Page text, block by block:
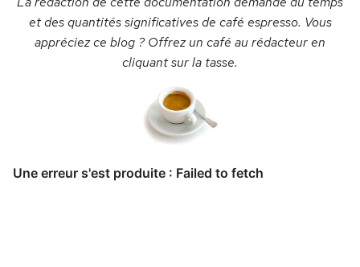
et des quantités significatives de café espresso. Vous
appréciez ce blog ? Offrez un café au rédacteur en
cliquant sur la tasse.